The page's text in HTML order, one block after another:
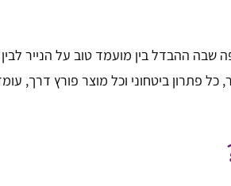
ההבדל בין מועמד טוב על הנייר